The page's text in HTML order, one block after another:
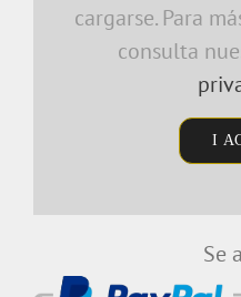
cargarse. Para
consulta
I
Se